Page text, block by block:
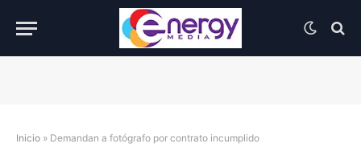
Inicio » Demandan a fotógrafo por contrato incumplido